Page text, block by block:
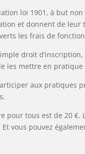
loi 1901, à but
et donnent de
les frais de
droit
les mettre en
aux pratiques
pour tous est de 20
vous pouvez